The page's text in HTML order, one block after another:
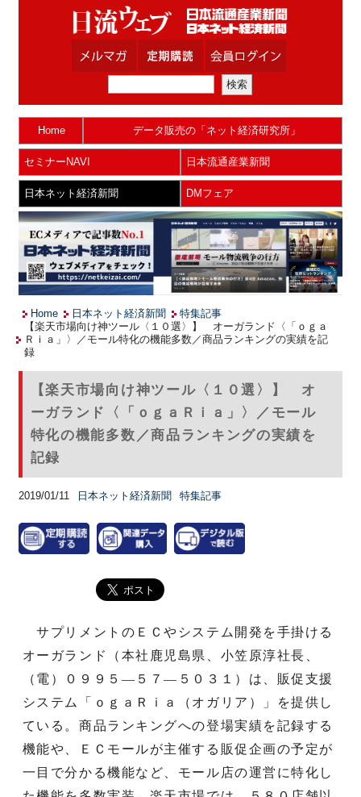
Home データ販売の「ネット経済研究所」
セミナーNAVI 日本流通産業新聞
日本ネット経済新聞 DMフェア
Home 日本ネット経済新聞
特集記事
【楽天市場向け神ツール〈１０選〉】 オーガランド〈「ｏｇａ
Ｒｉａ」〉／モール特化の機能多数／商品ランキングの実績を記
録
【楽天市場向け神ツール〈１０選〉】 オ
ーガランド〈「ｏｇａＲｉａ」〉／モール
特化の機能多数／商品ランキングの実績を
記録
2019/01/11 日本ネット経済新聞 特集記事
サプリメントのＥＣやシステム開発を手掛ける
オーガランド（本社鹿児島県、小笠原淳社長、
（電）０９９５—５７—５０３１）は、販促支援
システム「ｏｇａＲｉａ（オガリア）」を提供し
ている。商品ランキングへの登場実績を記録する
機能や、ＥＣモールが主催する販促企画の予定が
一目で分かる機能など、モール店の運営に特化し